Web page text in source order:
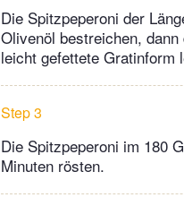
Die Spitzpeperoni der
Olivenöl bestreichen,
leicht gefettete Gratinform
Step 3
Die Spitzpeperoni im 180
Minuten rösten.